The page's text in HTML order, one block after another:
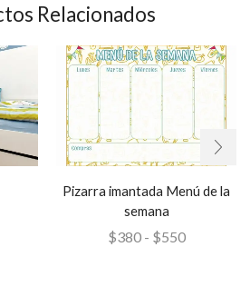
Relacionados
Pizarra imantada Menú de la
semana
$380 - $550